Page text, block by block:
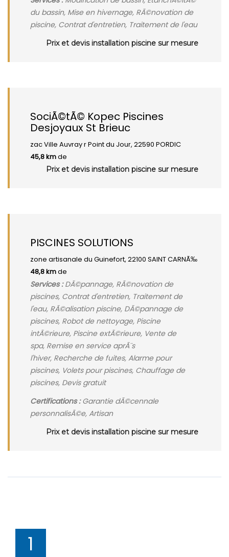
du bassin, Mise en hivernage, RÃ©novation de
piscine, Contrat d'entretien, Traitement de l'eau
Prix et devis installation piscine sur mesure
SociÃ©tÃ© Kopec Piscines
Desjoyaux St Brieuc
zac Ville Auvray r Point du Jour, 22590 PORDIC
45,8 kmde
Prix et devis installation piscine sur mesure
PISCINES SOLUTIONS
zone artisanale du Guinefort, 22100 SAINT CARNÃ‰
48,8 kmde
Services :DÃ©pannage, RÃ©novation de
piscines, Contrat d'entretien, Traitement de
l'eau, RÃ©alisation piscine, DÃ©pannage de
piscines, Robot de nettoyage, Piscine
intÃ©rieure, Piscine extÃ©rieure, Vente de
spa, Remise en service aprÃ¨s
l'hiver, Recherche de fuites, Alarme pour
piscines, Volets pour piscines, Chauffage de
piscines, Devis gratuit
Certifications :Garantie dÃ©cennale
personnalisÃ©e, Artisan
Prix et devis installation piscine sur mesure
1